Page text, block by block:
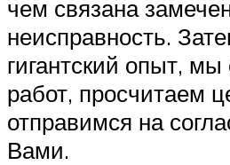
чем связана
неисправность.
гигантский опыт,
работ, просчитаем
отправимся на
Вами.